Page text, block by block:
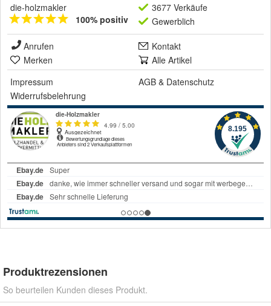
die-holzmakler
100% positiv
3677 Verkäufe
Gewerblich
Anrufen
Kontakt
Merken
Alle Artikel
Impressum
AGB & Datenschutz
Widerrufsbelehrung
Produktrezensionen
So beurteilen Kunden dieses Produkt.